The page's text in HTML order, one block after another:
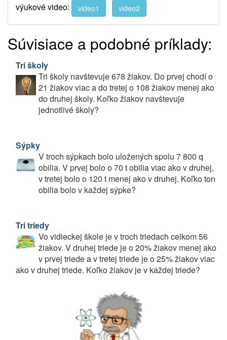
výukové video:
video1 video2
Súvisiace a podobné príklady:
Tri školy
Tri školy navštevuje 678 žiakov. Do prvej chodí o
21 žiakov viac a do tretej o 108 žiakov menej ako
do druhej školy. Koľko žiakov navštevuje
jednotlivé školy?
Sýpky
V troch sýpkach bolo uložených spolu 7 800 q
obilia. V prvej bolo o 70 t obilia viac ako v druhej,
v tretej bolo o 120 t menej ako v druhej. Koľko ton
obilia bolo v každej sýpke?
Tri triedy
Vo vidieckej škole je v troch triedach celkom 56
žiakov. V druhej triede je o 20% žiakov menej ako
v prvej triede a v tretej triede je o 25% žiakov viac
ako v druhej triede. Koľko žiakov je v každej triede?